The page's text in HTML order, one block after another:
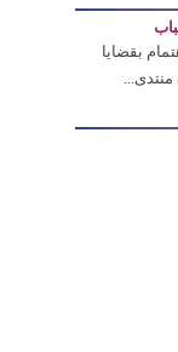
بقضايا